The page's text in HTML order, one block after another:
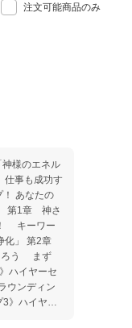
注文可能商品のみ
仕事も成功す
！ あなたの
第1章 神さ
キーワー
化」 第2章
ろう まず
ハイヤーセ
ウンディン
》ハイヤー